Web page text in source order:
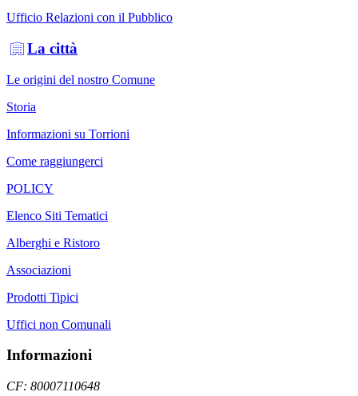
Ufficio Relazioni con il Pubblico
La città
Le origini del nostro Comune
Storia
Informazioni su Torrioni
Come raggiungerci
POLICY
Elenco Siti Tematici
Alberghi e Ristoro
Associazioni
Prodotti Tipici
Uffici non Comunali
Informazioni
CF: 80007110648